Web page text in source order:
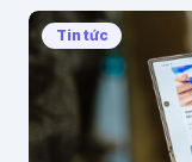
Tin tức